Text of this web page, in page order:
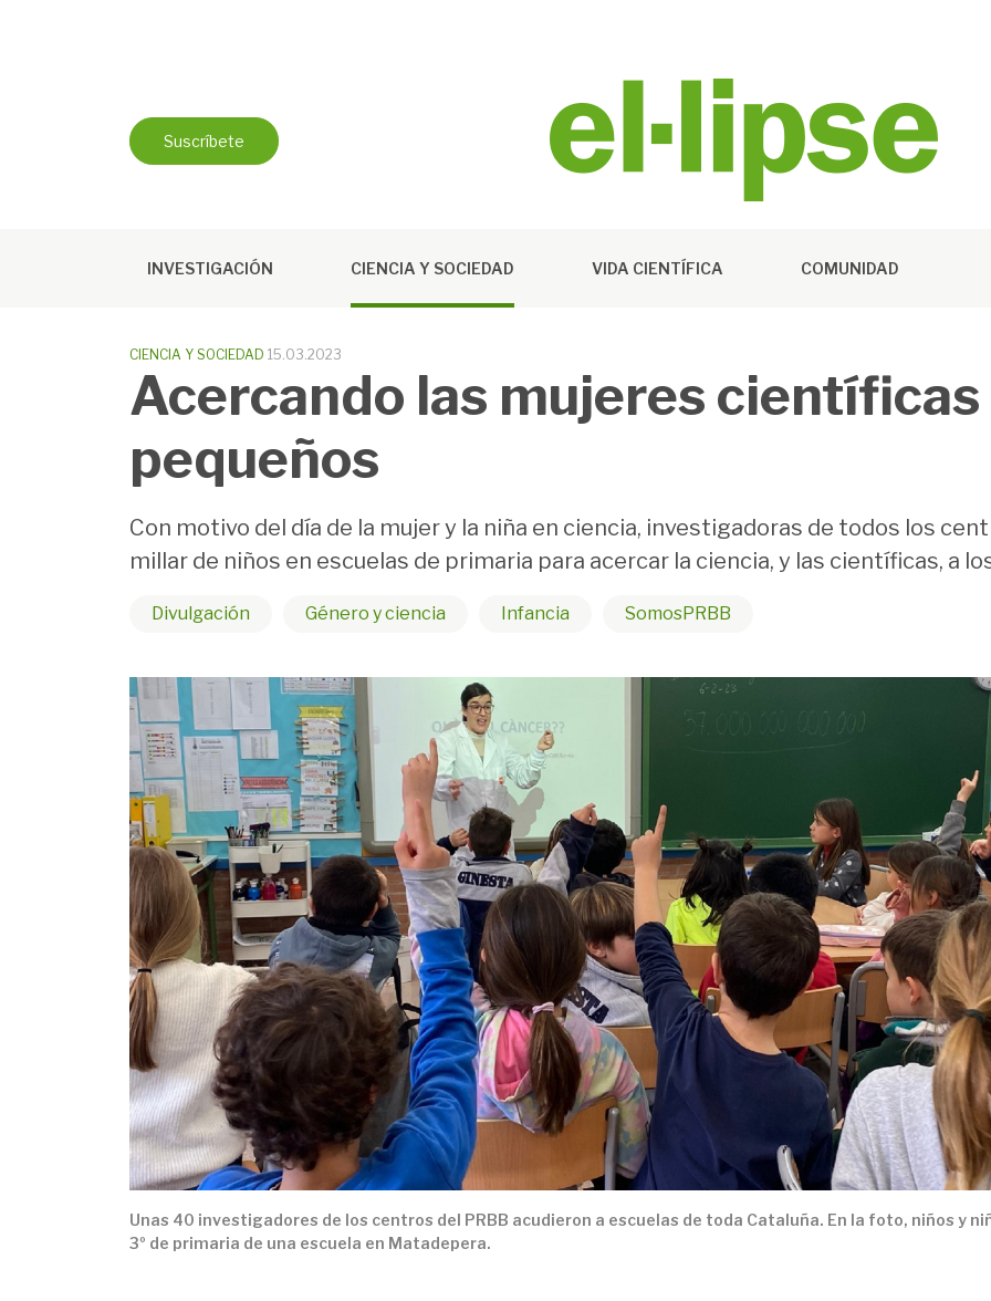
Suscríbete
INVESTIGACIÓN CIENCIA Y SOCIEDAD VIDA CIENTÍFICA COMUNIDAD
CIENCIA Y SOCIEDAD 15.03.2023
Acercando las mujeres científicas
pequeños
Con motivo del día de la mujer y la niña en ciencia, investigadoras de todos los
millar de niños en escuelas de primaria para acercar la ciencia, y las científicas, a
Divulgación Género y ciencia Infancia SomosPRBB
Unas 40 investigadores de los centros del PRBB acudieron a escuelas de toda Cataluña. En la foto, niños y
3º de primaria de una escuela en Matadepera.